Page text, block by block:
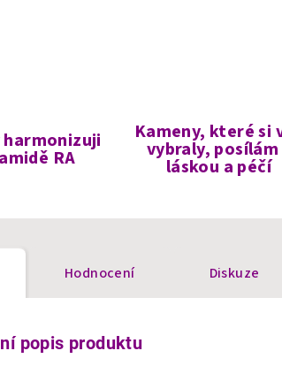
harmonizuji
RA
Kameny, které si
vybraly, posílám
láskou a péčí
Hodnocení Diskuze
popis produktu